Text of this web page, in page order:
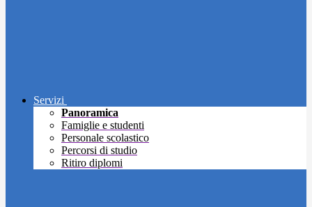
Servizi
Panoramica
Famiglie e studenti
Personale scolastico
Percorsi di studio
Ritiro diplomi